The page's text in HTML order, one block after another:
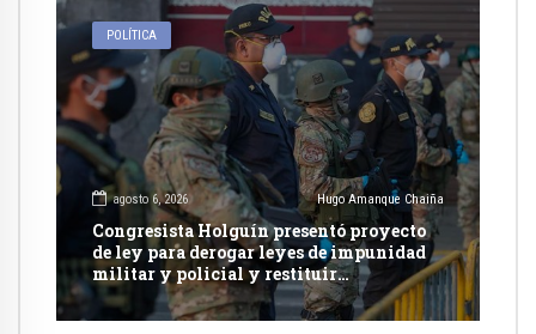
POLÍTICA
agosto 6, 2026 Hugo Amanque Chaiña
Congresista Holguín presentó proyecto
de ley para derogar leyes de impunidad
militar y policial y restituir
competencia de justicia ordinaria